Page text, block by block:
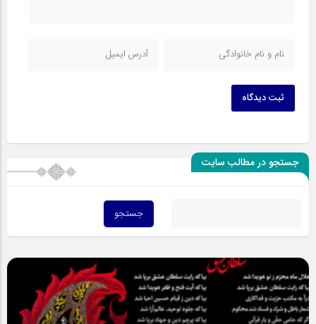
ثبت دیدگاه
جستجو در مطالب سایت